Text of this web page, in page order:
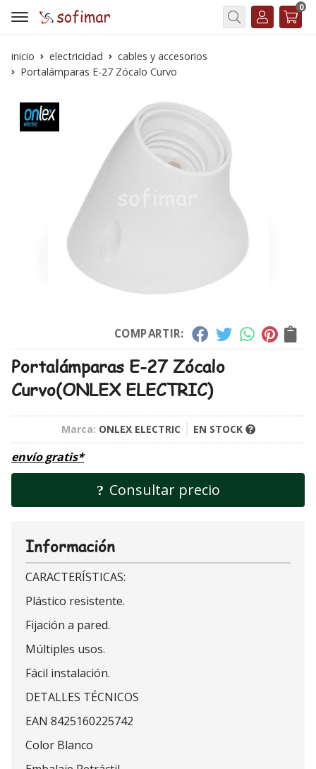
Buscar
0
inicio electricidad
cables y accesorios
Portalámparas E-27 Zócalo Curvo
COMPARTIR:
Portalámparas E-27 Zócalo
Curvo(ONLEX ELECTRIC)
Marca: ONLEX ELECTRIC EN STOCK
envío gratis*
Consultar precio
Información
CARACTERÍSTICAS:
Plástico resistente.
Fijación a pared.
Múltiples usos.
Fácil instalación.
DETALLES TÉCNICOS
EAN 8425160225742
Color Blanco